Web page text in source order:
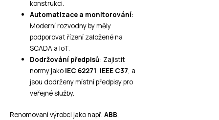
konstrukci.
Automatizace a monitorování:
Moderní rozvodny by měly
podporovat řízení založené na
SCADA a IoT.
Dodržování předpisů: Zajistit
normy jako IEC 62271, IEEE C37, a
jsou dodrženy místní předpisy pro
veřejné služby.
Renomovaní výrobci jako např. ABB,